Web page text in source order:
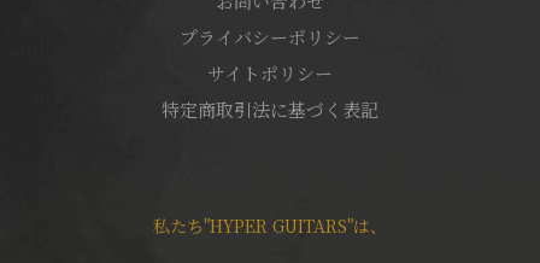
プライバシーポリシー
サイトポリシー
特定商取引法に基づく表記
私たち"HYPER GUITARS"は、